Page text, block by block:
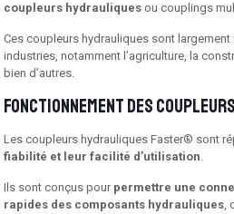
coupleurs hydrauliques ou couplings
Ces coupleurs hydrauliques sont
industries, notamment l’agriculture, la
bien d’autres.
Fonctionnement des
Les coupleurs hydrauliques Faster® sont
fiabilité et leur facilité d’utilisation.
Ils sont conçus pour permettre une
rapides des composants hydrauliques,